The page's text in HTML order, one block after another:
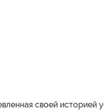
своей историей